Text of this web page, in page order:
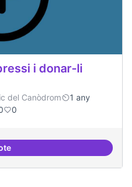
i donar-li
del Canòdrom
1 any
0
Espai on la gent expressi i